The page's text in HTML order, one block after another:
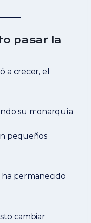
pasar la
a crecer, el
su monarquía
pequeños
ha permanecido
cambiar